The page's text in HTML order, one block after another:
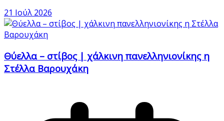
21 Ιούλ 2026
Θύελλα – στίβος | χάλκινη πανελληνιονίκης η
Στέλλα Βαρουχάκη